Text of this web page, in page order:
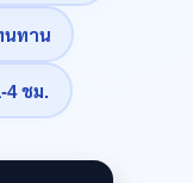
นทาน
ชม.